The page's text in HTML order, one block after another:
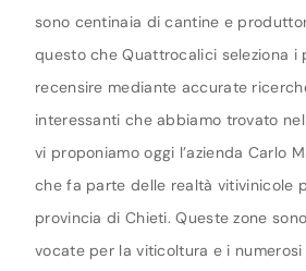
sono centinaia di cantine e
questo che Quattrocalici seleziona i
recensire mediante accurate
interessanti che abbiamo trovato
vi proponiamo oggi l’azienda Carlo
che fa parte delle realtà vitivinicole
provincia di Chieti. Queste zone
vocate per la viticoltura e i